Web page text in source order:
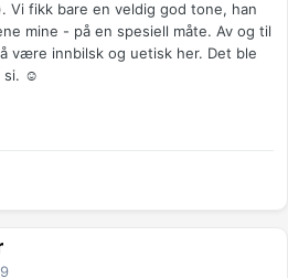
Vi fikk bare en veldig god tone, han
mine - på en spesiell måte. Av og til
være innbilsk og uetisk her. Det ble
si. ☺